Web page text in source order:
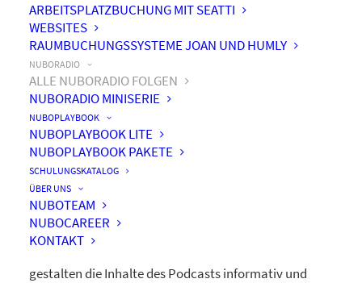
ARBEITSPLATZBUCHUNG MIT SEATTI
WEBSITES
RAUMBUCHUNGSSYSTEME JOAN UND HUMLY
NUBORADIO
ALLE NUBORADIO FOLGEN
NUBORADIO MINISERIE
NUBOPLAYBOOK
NUBOPLAYBOOK LITE
NUBOPLAYBOOK PAKETE
SCHULUNGSKATALOG
ÜBER UNS
NUBOTEAM
NUBOCAREER
KONTAKT
by nuboworkers GmbH
Herzlich Willkommen! Du hast nuboRadio – unseren
ganz eigenenPodcast zur Digitalisierung
Unsere beiden Moderatoren Dominique und Markus
gestalten die Inhalte des Podcasts informativ und